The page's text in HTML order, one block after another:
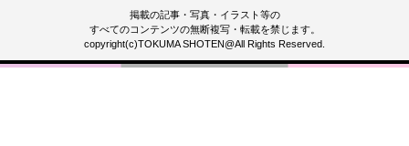
掲載の記事・写真・イラスト等の
すべてのコンテンツの無断複写・転載を禁じます。
copyright(c)TOKUMA SHOTEN@All Rights Reserved.